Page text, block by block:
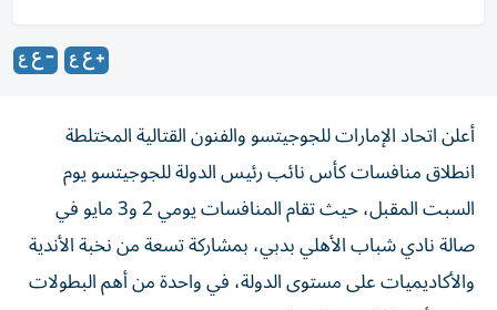
أعلن اتحاد الإمارات للجوجيتسو والفنون القتالية المختلطة
انطلاق منافسات كأس نائب رئيس الدولة للجوجيتسو يوم
السبت المقبل، حيث تقام المنافسات يومي 2 و3 مايو في
صالة نادي شباب الأهلي بدبي، بمشاركة تسعة من نخبة الأندية
والأكاديميات على مستوى الدولة، في واحدة من أهم البطولات